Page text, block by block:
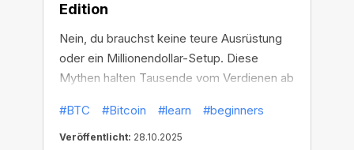
Edition
Nein, du brauchst keine teure Ausrüstung
oder ein Millionendollar-Setup. Diese
Mythen halten Tausende vom Verdienen ab
#BTC
#Bitcoin #learn #beginners
Veröffentlicht: 28.10.2025